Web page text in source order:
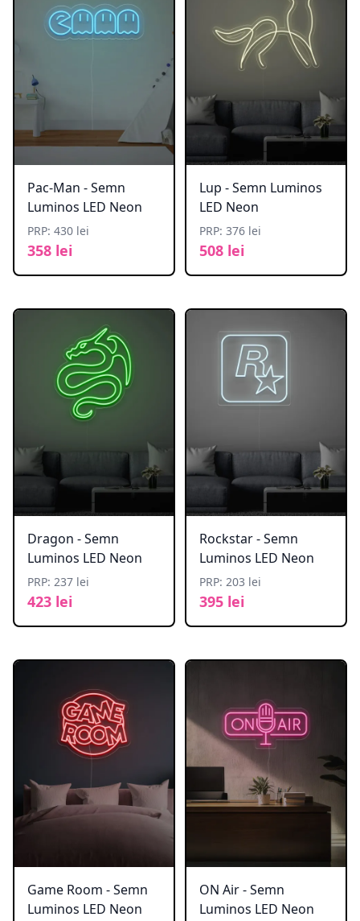
Pac-Man - Semn
Luminos LED Neon
PRP: 430 lei
358 lei
Lup - Semn Luminos
LED Neon
PRP: 376 lei
508 lei
Dragon - Semn
Luminos LED Neon
PRP: 237 lei
423 lei
Rockstar - Semn
Luminos LED Neon
PRP: 203 lei
395 lei
Game Room - Semn
Luminos LED Neon
ON Air - Semn
Luminos LED Neon